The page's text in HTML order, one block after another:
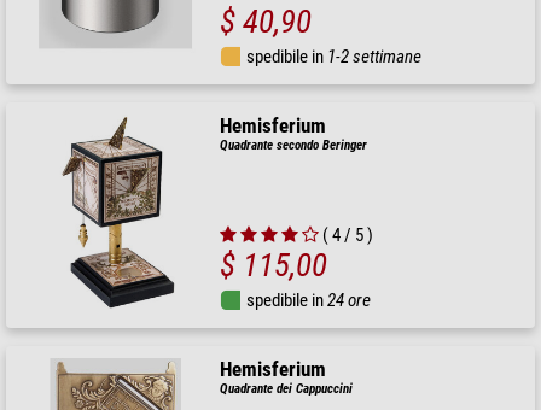
$ 40,90
spedibile in 1-2 settimane
Hemisferium
Quadrante secondo Beringer
( 4 / 5 )
$ 115,00
spedibile in24 ore
Hemisferium
Quadrante dei Cappuccini